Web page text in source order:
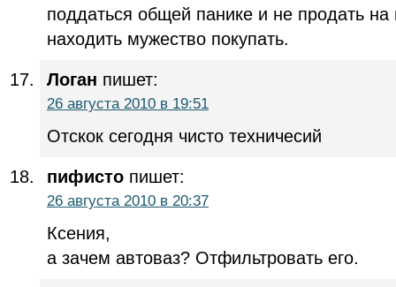
поддаться общей панике и не продать
находить мужество покупать.
Логан пишет:
26 августа 2010 в 19:51
Отскок сегодня чисто техничесий
пифисто пишет:
26 августа 2010 в 20:37
Ксения,
а зачем автоваз? Отфильтровать его.